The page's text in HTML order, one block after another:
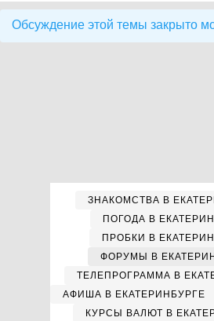
Обсуждение этой темы закрыто
ЗНАКОМСТВА В
ПОГОДА В
ПРОБКИ В
ФОРУМЫ В
ТЕЛЕПРОГРАММА В
АФИША В ЕКАТЕРИНБУРГЕ
КУРСЫ ВАЛЮТ В